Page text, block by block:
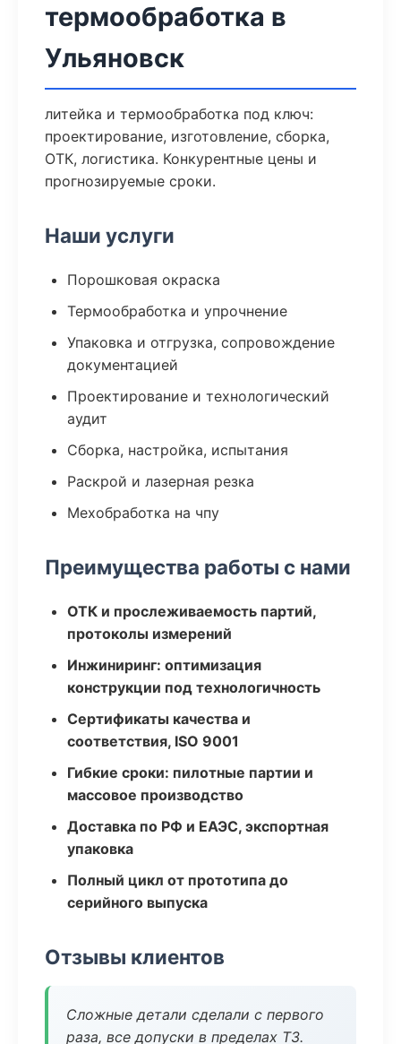
термообработка в
Ульяновск
литейка и термообработка под ключ:
проектирование, изготовление, сборка,
ОТК, логистика. Конкурентные цены и
прогнозируемые сроки.
Наши услуги
Порошковая окраска
Термообработка и упрочнение
Упаковка и отгрузка, сопровождение
документацией
Проектирование и технологический
аудит
Сборка, настройка, испытания
Раскрой и лазерная резка
Мехобработка на чпу
Преимущества работы с нами
ОТК и прослеживаемость партий,
протоколы измерений
Инжиниринг: оптимизация
конструкции под технологичность
Сертификаты качества и
соответствия, ISO 9001
Гибкие сроки: пилотные партии и
массовое производство
Доставка по РФ и ЕАЭС, экспортная
упаковка
Полный цикл от прототипа до
серийного выпуска
Отзывы клиентов
Сложные детали сделали с первого
раза, все допуски в пределах ТЗ.